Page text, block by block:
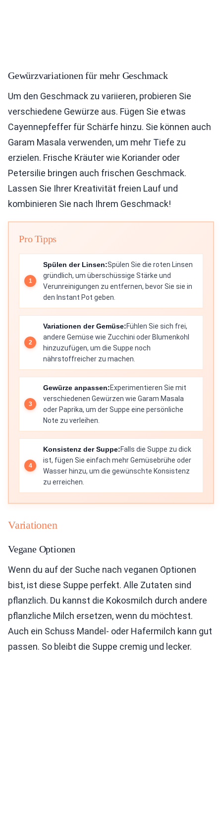
Gewürzvariationen für mehr Geschmack
Um den Geschmack zu variieren, probieren Sie
verschiedene Gewürze aus. Fügen Sie etwas
Cayennepfeffer für Schärfe hinzu. Sie können auch
Garam Masala verwenden, um mehr Tiefe zu
erzielen. Frische Kräuter wie Koriander oder
Petersilie bringen auch frischen Geschmack.
Lassen Sie Ihrer Kreativität freien Lauf und
kombinieren Sie nach Ihrem Geschmack!
Pro Tipps
Spülen der Linsen:Spülen Sie die roten Linsen
gründlich, um überschüssige Stärke und
Verunreinigungen zu entfernen, bevor Sie sie in
den Instant Pot geben.
Variationen der Gemüse:Fühlen Sie sich frei,
andere Gemüse wie Zucchini oder Blumenkohl
hinzuzufügen, um die Suppe noch
nährstoffreicher zu machen.
Gewürze anpassen:Experimentieren Sie mit
verschiedenen Gewürzen wie Garam Masala
oder Paprika, um der Suppe eine persönliche
Note zu verleihen.
Konsistenz der Suppe:Falls die Suppe zu dick
ist, fügen Sie einfach mehr Gemüsebrühe oder
Wasser hinzu, um die gewünschte Konsistenz
zu erreichen.
Variationen
Vegane Optionen
Wenn du auf der Suche nach veganen Optionen
bist, ist diese Suppe perfekt. Alle Zutaten sind
pflanzlich. Du kannst die Kokosmilch durch andere
pflanzliche Milch ersetzen, wenn du möchtest.
Auch ein Schuss Mandel- oder Hafermilch kann gut
passen. So bleibt die Suppe cremig und lecker.